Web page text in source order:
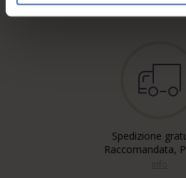
Spedizione
Raccomandata,